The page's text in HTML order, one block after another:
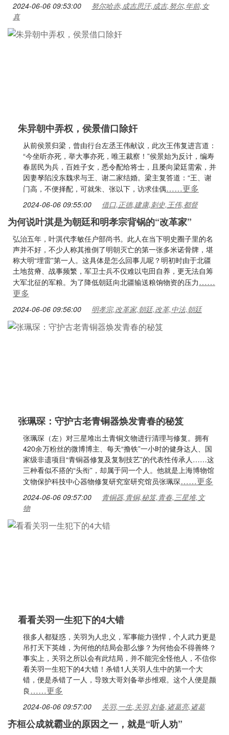
2024-06-06 09:53:00
努尔哈赤,成吉思汗,成吉,努尔,年前,女
真
朱异朝中弄权，侯景借口除奸
从前侯景归梁，曾由行台左丞王伟献议，此次王伟复进言道：
“今坐听亦死，举大事亦死，唯王裁察！”侯景始为反计，编寿
春居民为兵，百姓子女，悉令配给将士，且屡向梁廷需索，并
因妻孥陷没东魏求与王、谢二家结婚。梁主复答道：“王、谢
门高，不便择配，可就朱、张以下，访求佳偶……更多
2024-06-06 09:55:00 借口,正德,建康,刺史,王伟,都督
为何说叶淇是为朝廷和明孝宗背锅的“改革家”
弘治五年，叶淇代李敏任户部尚书。此人在当下明史圈子里的名
声并不好，不少人称其推倒了明朝灭亡的第一张多米诺骨牌，堪
称大明“埋雷”第一人。这具体是怎么回事儿呢？明初时由于北疆
土地贫瘠、战事频繁，军卫士兵不仅难以屯田自养，更无法自筹
大军北征的军粮。为了降低朝廷向北疆输送粮饷物资的压力……
更多
2024-06-06 09:56:00 明孝宗,改革家,朝廷,改革,中法,朝廷
张珮琛：守护古老青铜器焕发青春的秘笈
张珮琛（左）对三星堆出土青铜文物进行清理与修复。拥有
420余万粉丝的微博博主、每天“撸铁”一小时的健身达人、国
家级非遗项目“青铜器修复及复制技艺”的代表性传承人……这
三种看似不搭的“头衔”，却属于同一个人。他就是上海博物馆
文物保护科技中心器物修复研究室研究馆员张珮琛……更多
2024-06-06 09:57:00
青铜器,青铜,秘笈,青春,三星堆,文
物
看看关羽一生犯下的4大错
很多人都疑惑，关羽为人忠义，军事能力强悍，个人武力更是
吊打天下英雄，为何他的结局会那么惨？为何他会不得善终？
事实上，关羽之所以会有此结局，并不能完全怪他人，不信你
看关羽一生犯下的4大错！杀错1人关羽人生中的第一个大
错，便是杀错了一人，导致大哥刘备举步维艰。这个人便是颜
良……更多
2024-06-06 09:57:00 关羽,一生,关羽,刘备,诸葛亮,诸葛
齐桓公成就霸业的原因之一，就是“听人劝”